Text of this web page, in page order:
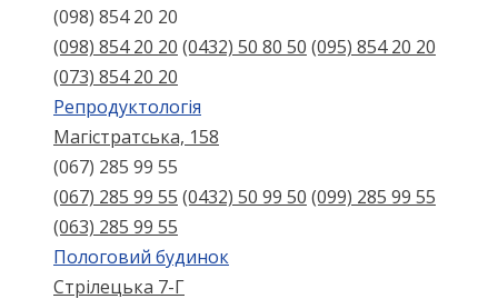
(098) 854 20 20
(098) 854 20 20 (0432) 50 80 50 (095) 854 20 20
(073) 854 20 20
Репродуктологія
Магістратська, 158
(067) 285 99 55
(067) 285 99 55 (0432) 50 99 50 (099) 285 99 55
(063) 285 99 55
Пологовий будинок
Стрілецька 7-Г